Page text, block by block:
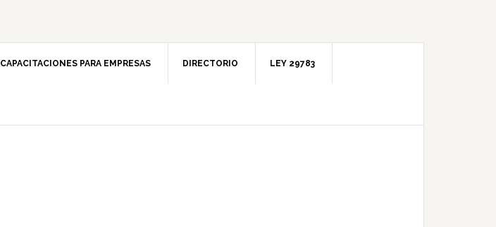
CAPACITACIONES PARA EMPRESAS DIRECTORIO LEY 29783